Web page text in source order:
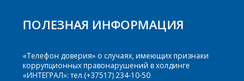
ПОЛЕЗНАЯ ИНФОРМАЦИЯ
«Телефон доверия» о случаях, имеющих признаки
коррупционных правонарушений в холдинге
«ИНТЕГРАЛ»: тел.(+37517) 234-10-50